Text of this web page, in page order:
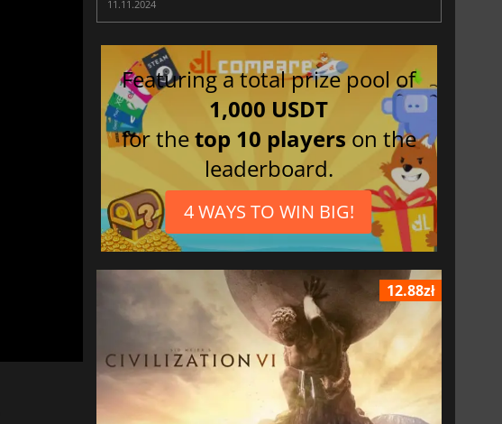
11.11.2024
Featuring a total prize pool of
1,000 USDT
for thetop 10 players on the
leaderboard.
4 WAYS TO WIN BIG!
12.88zł